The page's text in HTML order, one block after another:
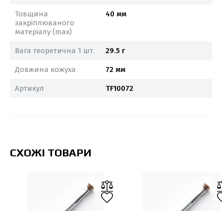
Товщина
закріплюваного
матеріалу (max)
40 мм
Вага теоретична 1 шт. 29.5 г
Довжина кожуха 72 мм
Артикул TF10072
СХОЖІ ТОВАРИ